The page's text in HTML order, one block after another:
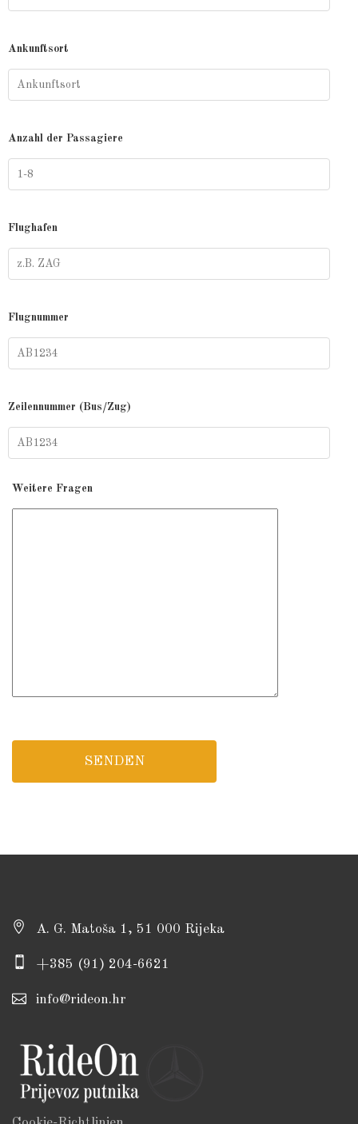
Ankunftsort
Anzahl der Passagiere
Flughafen
Flugnummer
Zeilennummer (Bus/Zug)
Weitere Fragen
A. G. Matoša 1, 51 000 Rijeka
+385 (91) 204-6621
info@rideon.hr